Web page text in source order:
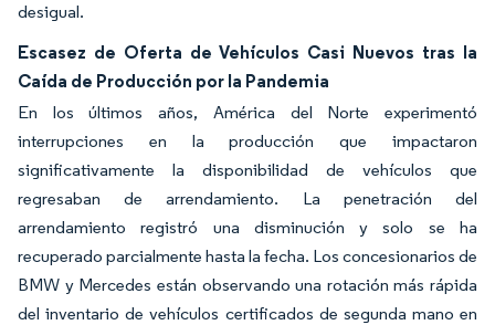
desigual.
Escasez de Oferta de Vehículos Casi Nuevos tras la
Caída de Producción por la Pandemia
En los últimos años, América del Norte experimentó
interrupciones en la producción que impactaron
significativamente la disponibilidad de vehículos que
regresaban de arrendamiento. La penetración del
arrendamiento registró una disminución y solo se ha
recuperado parcialmente hasta la fecha. Los concesionarios de
BMW y Mercedes están observando una rotación más rápida
del inventario de vehículos certificados de segunda mano en